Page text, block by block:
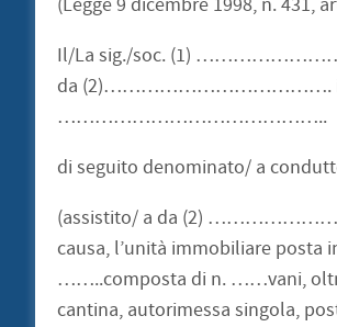
Il/La sig./soc. (1)
da (2)………………………………. in
……………………………………..
di seguito denominato/ a
(assistito/ a da (2)
causa, l’unità
……..composta di n. ……vani, oltre
cantina, autorimessa singola,